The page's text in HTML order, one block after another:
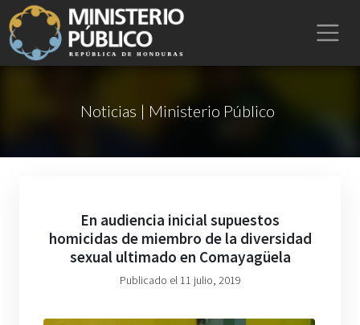
Noticias | Ministerio Público
En audiencia inicial supuestos
homicidas de miembro de la diversidad
sexual ultimado en Comayagüela
Publicado el 11 julio, 2019